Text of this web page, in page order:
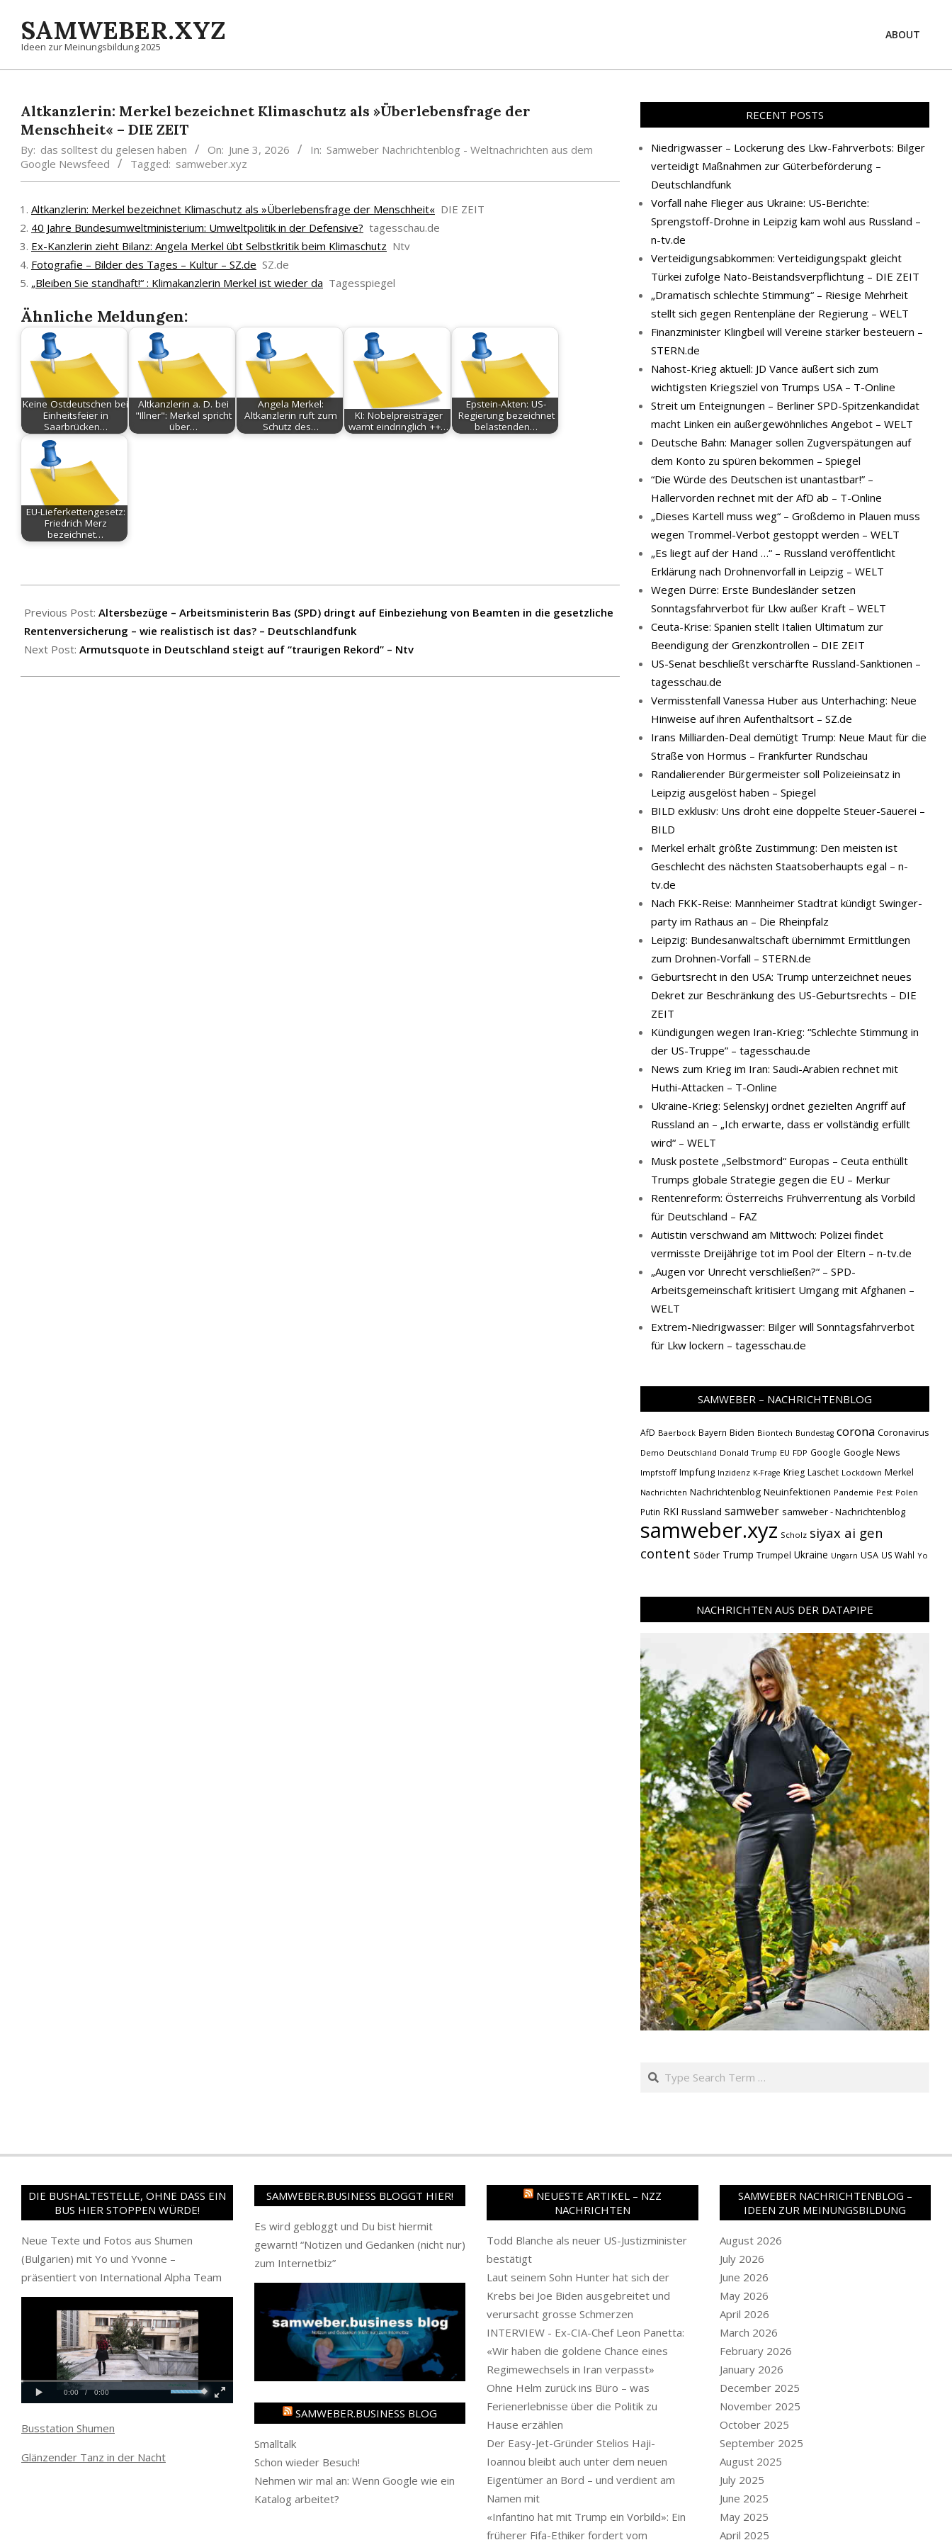
contentSAMWEBER.XYZ
Ideen zur Meinungsbildung 2025
ABOUT
Altkanzlerin: Merkel bezeichnet Klimaschutz als »Überlebensfrage der
Menschheit« – DIE ZEIT
By: das solltest du gelesen haben On: June 3, 2026 In: Samweber Nachrichtenblog - Weltnachrichten aus dem
Google Newsfeed
Tagged: samweber.xyz
Altkanzlerin: Merkel bezeichnet Klimaschutz als »Überlebensfrage der Menschheit« DIE ZEIT
40 Jahre Bundesumweltministerium: Umweltpolitik in der Defensive? tagesschau.de
Ex-Kanzlerin zieht Bilanz: Angela Merkel übt Selbstkritik beim Klimaschutz Ntv
Fotografie – Bilder des Tages – Kultur – SZ.de SZ.de
„Bleiben Sie standhaft!“ : Klimakanzlerin Merkel ist wieder da Tagesspiegel
Ähnliche Meldungen:
Keine Ostdeutschen bei
Einheitsfeier in
Saarbrücken…
Altkanzlerin a. D. bei
"Illner": Merkel spricht
über…
Angela Merkel:
Altkanzlerin ruft zum
Schutz des…
KI: Nobelpreisträger
warnt eindringlich ++…
Epstein-Akten: US-
Regierung bezeichnet
belastenden…
EU-Lieferkettengesetz:
Friedrich Merz
bezeichnet…
06-
03
Previous Post: Altersbezüge – Arbeitsministerin Bas (SPD) dringt auf Einbeziehung von Beamten in die gesetzliche
Rentenversicherung – wie realistisch ist das? – Deutschlandfunk
Next Post: Armutsquote in Deutschland steigt auf “traurigen Rekord” – Ntv
RECENT POSTS
Niedrigwasser – Lockerung des Lkw-Fahrverbots: Bilger
verteidigt Maßnahmen zur Güterbeförderung –
Deutschlandfunk
Vorfall nahe Flieger aus Ukraine: US-Berichte:
Sprengstoff-Drohne in Leipzig kam wohl aus Russland –
n-tv.de
Verteidigungsabkommen: Verteidigungspakt gleicht
Türkei zufolge Nato-Beistandsverpflichtung – DIE ZEIT
„Dramatisch schlechte Stimmung“ – Riesige Mehrheit
stellt sich gegen Rentenpläne der Regierung – WELT
Finanzminister Klingbeil will Vereine stärker besteuern –
STERN.de
Nahost-Krieg aktuell: JD Vance äußert sich zum
wichtigsten Kriegsziel von Trumps USA – T-Online
Streit um Enteignungen – Berliner SPD-Spitzenkandidat
macht Linken ein außergewöhnliches Angebot – WELT
Deutsche Bahn: Manager sollen Zugverspätungen auf
dem Konto zu spüren bekommen – Spiegel
“Die Würde des Deutschen ist unantastbar!” –
Hallervorden rechnet mit der AfD ab – T-Online
„Dieses Kartell muss weg“ – Großdemo in Plauen muss
wegen Trommel-Verbot gestoppt werden – WELT
„Es liegt auf der Hand …“ – Russland veröffentlicht
Erklärung nach Drohnenvorfall in Leipzig – WELT
Wegen Dürre: Erste Bundesländer setzen
Sonntagsfahrverbot für Lkw außer Kraft – WELT
Ceuta-Krise: Spanien stellt Italien Ultimatum zur
Beendigung der Grenzkontrollen – DIE ZEIT
US-Senat beschließt verschärfte Russland-Sanktionen –
tagesschau.de
Vermisstenfall Vanessa Huber aus Unterhaching: Neue
Hinweise auf ihren Aufenthaltsort – SZ.de
Irans Milliarden-Deal demütigt Trump: Neue Maut für die
Straße von Hormus – Frankfurter Rundschau
Randalierender Bürgermeister soll Polizeieinsatz in
Leipzig ausgelöst haben – Spiegel
BILD exklusiv: Uns droht eine doppelte Steuer-Sauerei –
BILD
Merkel erhält größte Zustimmung: Den meisten ist
Geschlecht des nächsten Staatsoberhaupts egal – n-
tv.de
Nach FKK-​Reise: Mann­hei­mer Stadt­rat kün­digt Swin­ger­
par­ty im Rat­haus an – Die Rheinpfalz
Leipzig: Bundesanwaltschaft übernimmt Ermittlungen
zum Drohnen-Vorfall – STERN.de
Geburtsrecht in den USA: Trump unterzeichnet neues
Dekret zur Beschränkung des US-Geburtsrechts – DIE
ZEIT
Kündigungen wegen Iran-Krieg: “Schlechte Stimmung in
der US-Truppe” – tagesschau.de
News zum Krieg im Iran: Saudi-Arabien rechnet mit
Huthi-Attacken – T-Online
Ukraine-Krieg: Selenskyj ordnet gezielten Angriff auf
Russland an – „Ich erwarte, dass er vollständig erfüllt
wird“ – WELT
Musk postete „Selbstmord“ Europas – Ceuta enthüllt
Trumps globale Strategie gegen die EU – Merkur
Rentenreform: Österreichs Frühverrentung als Vorbild
für Deutschland – FAZ
Autistin verschwand am Mittwoch: Polizei findet
vermisste Dreijährige tot im Pool der Eltern – n-tv.de
„Augen vor Unrecht verschließen?“ – SPD-
Arbeitsgemeinschaft kritisiert Umgang mit Afghanen –
WELT
Extrem-Niedrigwasser: Bilger will Sonntagsfahrverbot
für Lkw lockern – tagesschau.de
SAMWEBER – NACHRICHTENBLOG
AfD Baerbock Bayern Biden Biontech Bundestag corona Coronavirus
Demo Deutschland Donald Trump EU FDP Google Google News
Impfstoff Impfung Inzidenz K-Frage Krieg Laschet Lockdown Merkel
Nachrichten Nachrichtenblog Neuinfektionen Pandemie Pest Polen
Putin RKI Russland samweber samweber - Nachrichtenblog
samweber.xyz Scholz siyax ai gen
content Söder Trump Trumpel Ukraine Ungarn USA US Wahl Yo
NACHRICHTEN AUS DER DATAPIPE
Search
DIE BUSHALTESTELLE, OHNE DASS EIN
BUS HIER STOPPEN WÜRDE!
Neue Texte und Fotos aus Shumen
(Bulgarien) mit Yo und Yvonne –
präsentiert von International Alpha Team
Busstation Shumen
Glänzender Tanz in der Nacht
SAMWEBER.BUSINESS BLOGGT HIER!
Es wird gebloggt und Du bist hiermit
gewarnt! “Notizen und Gedanken (nicht nur)
zum Internetbiz”
SAMWEBER.BUSINESS BLOG
Smalltalk
Schon wieder Besuch!
Nehmen wir mal an: Wenn Google wie ein
Katalog arbeitet?
NEUESTE ARTIKEL – NZZ
NACHRICHTEN
Todd Blanche als neuer US-Justizminister
bestätigt
Laut seinem Sohn Hunter hat sich der
Krebs bei Joe Biden ausgebreitet und
verursacht grosse Schmerzen
INTERVIEW - Ex-CIA-Chef Leon Panetta:
«Wir haben die goldene Chance eines
Regimewechsels in Iran verpasst»
Ohne Helm zurück ins Büro – was
Ferienerlebnisse über die Politik zu
Hause erzählen
Der Easy-Jet-Gründer Stelios Haji-
Ioannou bleibt auch unter dem neuen
Eigentümer an Bord – und verdient am
Namen mit
«Infantino hat mit Trump ein Vorbild»: Ein
früherer Fifa-Ethiker fordert vom
SAMWEBER NACHRICHTENBLOG –
IDEEN ZUR MEINUNGSBILDUNG
August 2026
July 2026
June 2026
May 2026
April 2026
March 2026
February 2026
January 2026
December 2025
November 2025
October 2025
September 2025
August 2025
July 2025
June 2025
May 2025
April 2025